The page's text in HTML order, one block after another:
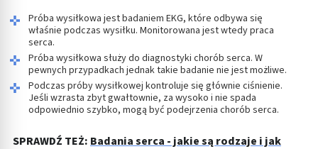
Próba wysiłkowa jest badaniem EKG, które odbywa się
właśnie podczas wysiłku. Monitorowana jest wtedy praca
serca.
Próba wysiłkowa służy do diagnostyki chorób serca. W
pewnych przypadkach jednak takie badanie nie jest możliwe.
Podczas próby wysiłkowej kontroluje się głównie ciśnienie.
Jeśli wzrasta zbyt gwałtownie, za wysoko i nie spada
odpowiednio szybko, mogą być podejrzenia chorób serca.
SPRAWDŹ TEŻ: Badania serca - jakie są rodzaje i jak